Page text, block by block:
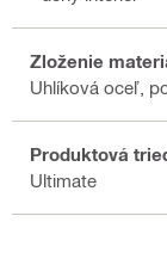
Zloženie
Uhlíková oceľ,
Produktová
Ultimate